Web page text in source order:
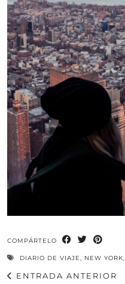
COMPÁRTELO
DIARIO DE VIAJE, NEW YORK,
ENTRADA ANTERIOR